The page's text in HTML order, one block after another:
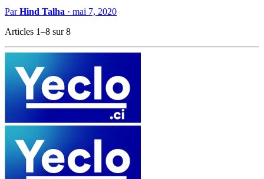
ParHind Talha · mai 7, 2020
Articles 1–8 sur 8